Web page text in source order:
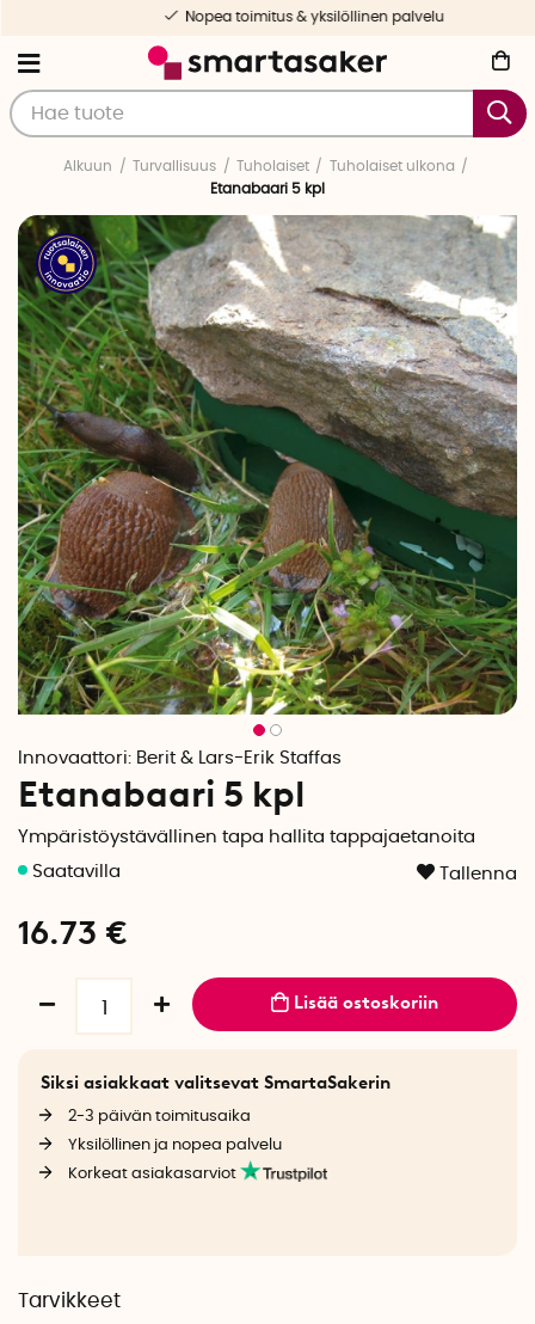
Nopea toimitus & yksilöllinen palvelu
Alkuun Turvallisuus Tuholaiset
Tuholaiset ulkona
Etanabaari 5 kpl
Innovaattori: Berit & Lars-Erik Staffas
Etanabaari 5 kpl
Ympäristöystävällinen tapa hallita tappajaetanoita
Tallenna
16.73 €
Lisää ostoskoriin
Siksi asiakkaat valitsevat SmartaSakerin
2-3 päivän toimitusaika
Yksilöllinen ja nopea palvelu
Korkeat asiakasarviot
Tarvikkeet